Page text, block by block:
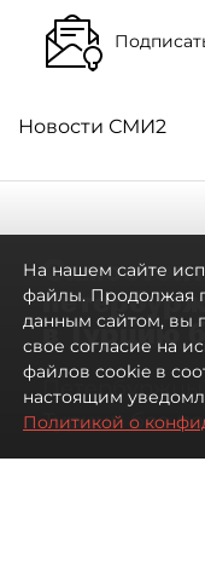
Новости СМИ2
в Турцию
Петербуржцы
Турции без
На нашем сайте
файлы. Продолжая
данным сайтом, вы
свое согласие на
файлов cookie в
настоящим
Политикой о